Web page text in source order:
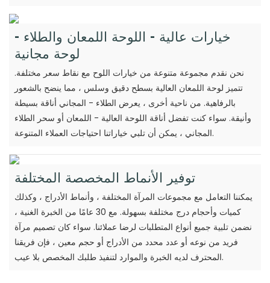
خيارات عالية - اللوحة اللمعان والطلاء -
لوحة مجانية
نحن نقدم مجموعة متنوعة من خيارات اللوح مع نقاط سعر مختلفة.
تتميز لوحة اللمعان العالية بسطح دقيق وسلس ، مما ينضح بالشعور
بالرفاهية. من ناحية أخرى ، يعرض الطلاء - المجاني أناقة بسيطة
وأنيقة. سواء كنت تفضل أناقة اللوحة العالية - اللمعان أو سحر الطلاء
المجاني ، يمكن أن تلبي خياراتنا احتياجات العملاء المتنوعة.
توفير الأنماط المخصصة المختلفة
يمكننا التعامل مع مجموعات المرآة المختلفة ، وأنماط الأدراج ، وكذلك
كميات وأحجام درج مختلفة بسهولة. مع 30 عامًا من الخبرة الغنية ،
نضمن تلبية جميع أنواع المتطلبات لرضا عملائنا. سواء كان تصميم مرآة
فريد من نوعه أو عدد محدد من الأدراج أو حجم معين ، فإن فريقنا
المحترف لديه الخبرة والموارد لتنفيذ طلبك المخصص بلا عيب.